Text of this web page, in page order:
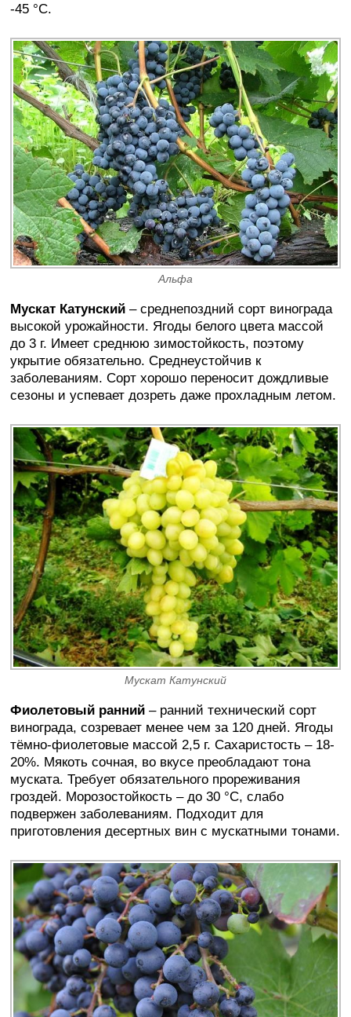
-45 °C.
Альфа
Мускат Катунский – среднепоздний сорт винограда
высокой урожайности. Ягоды белого цвета массой
до 3 г. Имеет среднюю зимостойкость, поэтому
укрытие обязательно. Среднеустойчив к
заболеваниям. Сорт хорошо переносит дождливые
сезоны и успевает дозреть даже прохладным летом.
Мускат Катунский
Фиолетовый ранний – ранний технический сорт
винограда, созревает менее чем за 120 дней. Ягоды
тёмно-фиолетовые массой 2,5 г. Сахаристость – 18-
20%. Мякоть сочная, во вкусе преобладают тона
муската. Требует обязательного прореживания
гроздей. Морозостойкость – до 30 °C, слабо
подвержен заболеваниям. Подходит для
приготовления десертных вин с мускатными тонами.